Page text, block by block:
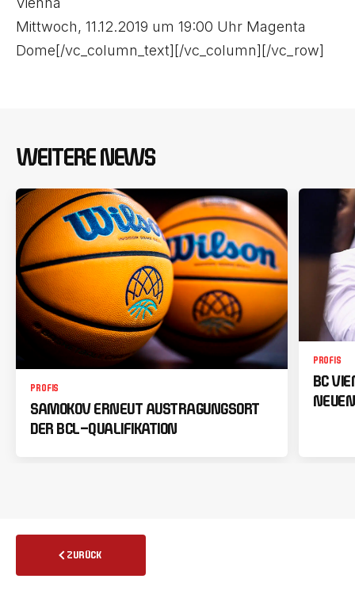
Mittwoch, 11.12.2019 um 19:00 Uhr Magenta
Dome[/vc_column_text][/vc_column][/vc_row]
WEITERE NEWS
PROFIS
SAMOKOV ERNEUT AUSTRAGUNGSORT
DER BCL-QUALIFIKATION
PROFIS
BC
ZURÜCK